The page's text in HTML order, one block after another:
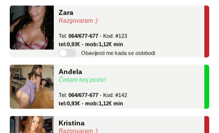
Tel:064/677-677
Obavijesti me kada se oslobodi
Anđela
Tel:064/677-677- Kod: #142
Kristina
Učiteljica iz predgrađa traži...